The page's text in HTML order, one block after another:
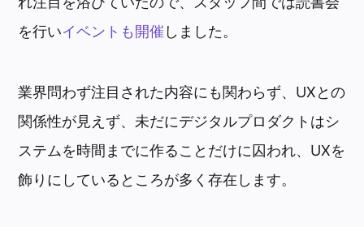
を行いイベントも開催 しました。
業界問わず注目された内容にも関わらず、UXとの
関係性が見えず、未だにデジタルプロダクトはシ
ステムを時間までに作ることだけに囚われ、UXを
飾りにしているところが多く存在します。